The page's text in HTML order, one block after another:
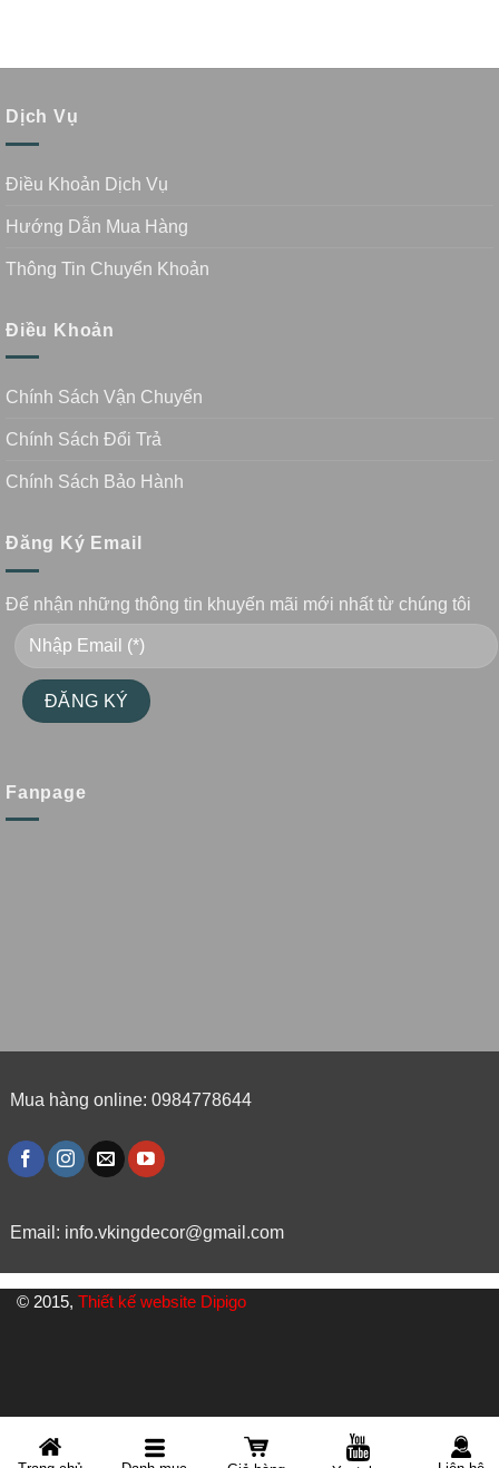
Dịch Vụ
Điều Khoản Dịch Vụ
Hướng Dẫn Mua Hàng
Thông Tin Chuyển Khoản
Điều Khoản
Chính Sách Vận Chuyển
Chính Sách Đổi Trả
Chính Sách Bảo Hành
Đăng Ký Email
Để nhận những thông tin khuyến mãi mới nhất từ chúng tôi
Fanpage
Mua hàng online: 0984778644
Email: info.vkingdecor@gmail.com
© 2015, Thiết kế website Dipigo